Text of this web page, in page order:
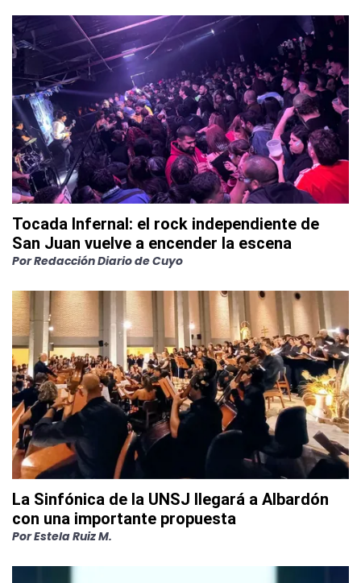
Tocada Infernal: el rock independiente de
San Juan vuelve a encender la escena
PorRedacción Diario de Cuyo
La Sinfónica de la UNSJ llegará a Albardón
con una importante propuesta
PorEstela Ruiz M.